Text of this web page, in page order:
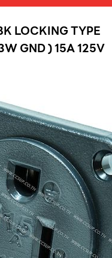
LOCKING TYPE
GND ) 15A 125V